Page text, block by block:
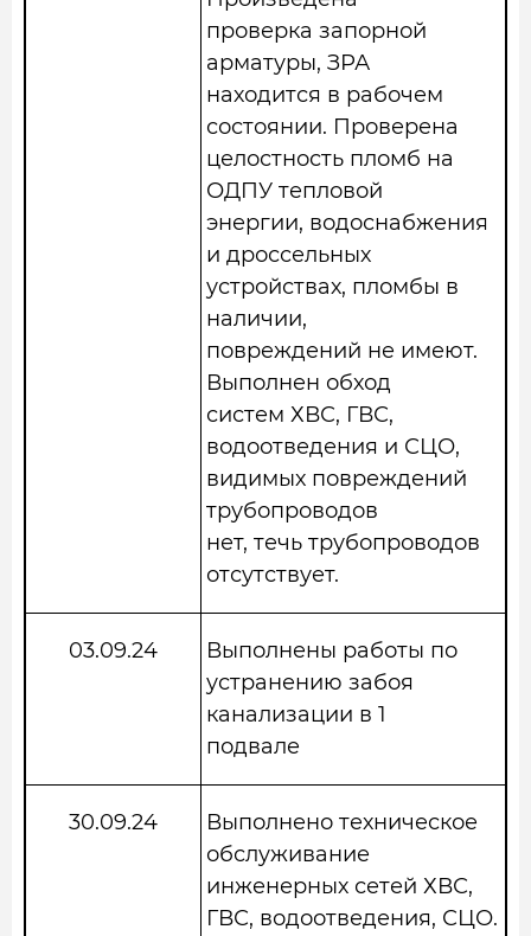
проверка запорной
арматуры, ЗРА
находится в рабочем
состоянии. Проверена
целостность пломб на
ОДПУ тепловой
энергии, водоснабжения
и дроссельных
устройствах, пломбы в
наличии,
повреждений не имеют.
Выполнен обход
систем ХВС, ГВС,
водоотведения и СЦО,
видимых повреждений
трубопроводов
нет, течь трубопроводов
отсутствует.
03.09.24
Выполнены работы по
устранению забоя
канализации в 1
подвале
30.09.24
Выполнено техническое
обслуживание
инженерных сетей ХВС,
ГВС, водоотведения, СЦО.